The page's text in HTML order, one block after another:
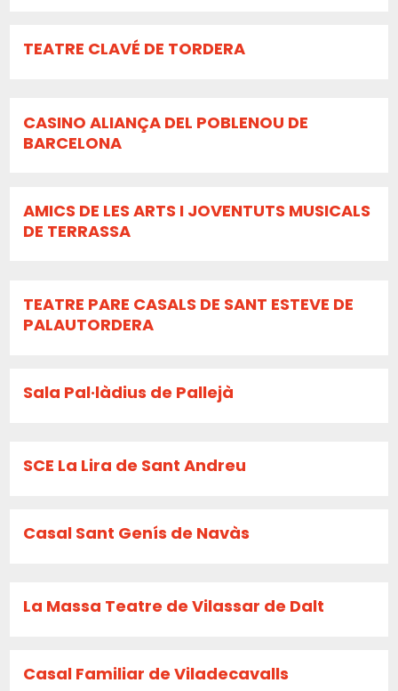
TEATRE CLAVÉ DE TORDERA
CASINO ALIANÇA DEL POBLENOU DE
BARCELONA
AMICS DE LES ARTS I JOVENTUTS MUSICALS
DE TERRASSA
TEATRE PARE CASALS DE SANT ESTEVE DE
PALAUTORDERA
Sala Pal·làdius de Pallejà
SCE La Lira de Sant Andreu
Casal Sant Genís de Navàs
La Massa Teatre de Vilassar de Dalt
Casal Familiar de Viladecavalls